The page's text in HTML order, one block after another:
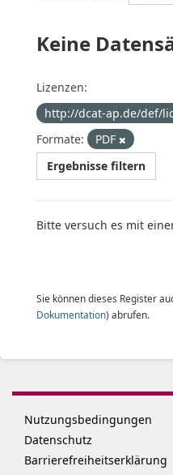
Keine
Lizenzen:
http://dcat-ap.de/def/
Formate:
PDF
Ergebnisse filtern
Bitte versuch es mit
Sie können dieses Register
Dokumentation) abrufen.
Nutzungsbedingungen
Datenschutz
Barrierefreiheitserklärung